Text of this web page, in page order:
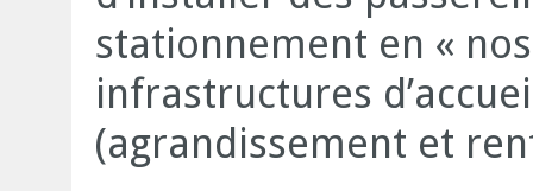
stationnement en «
infrastructures
(agrandissement et